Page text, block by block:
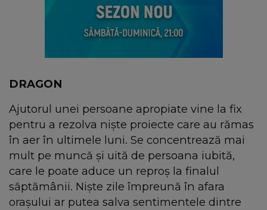
DRAGON
Ajutorul unei persoane apropiate vine la fix
pentru a rezolva niște proiecte care au rămas
în aer în ultimele luni. Se concentrează mai
mult pe muncă și uită de persoana iubită,
care le poate aduce un reproș la finalul
săptămânii. Niște zile împreună în afara
orașului ar putea salva sentimentele dintre